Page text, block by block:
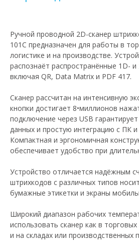
Ручной проводной 2D-сканер
101C предназначен для работы в
логистике и на производстве.
распознаёт распространённые 1D-
включая QR, Data Matrix и PDF 417.
Сканер рассчитан на интенсивную
кнопки достигает 8•миллионов
подключение через USB
данных и простую интеграцию с ПК
Компактная и эргономичная
обеспечивает удобство при
Устройство отличается надёжным
штрихкодов с различных типов
бумажные этикетки и экраны
Широкий диапазон рабочих
использовать сканер как в торговых
и на складах или производственных